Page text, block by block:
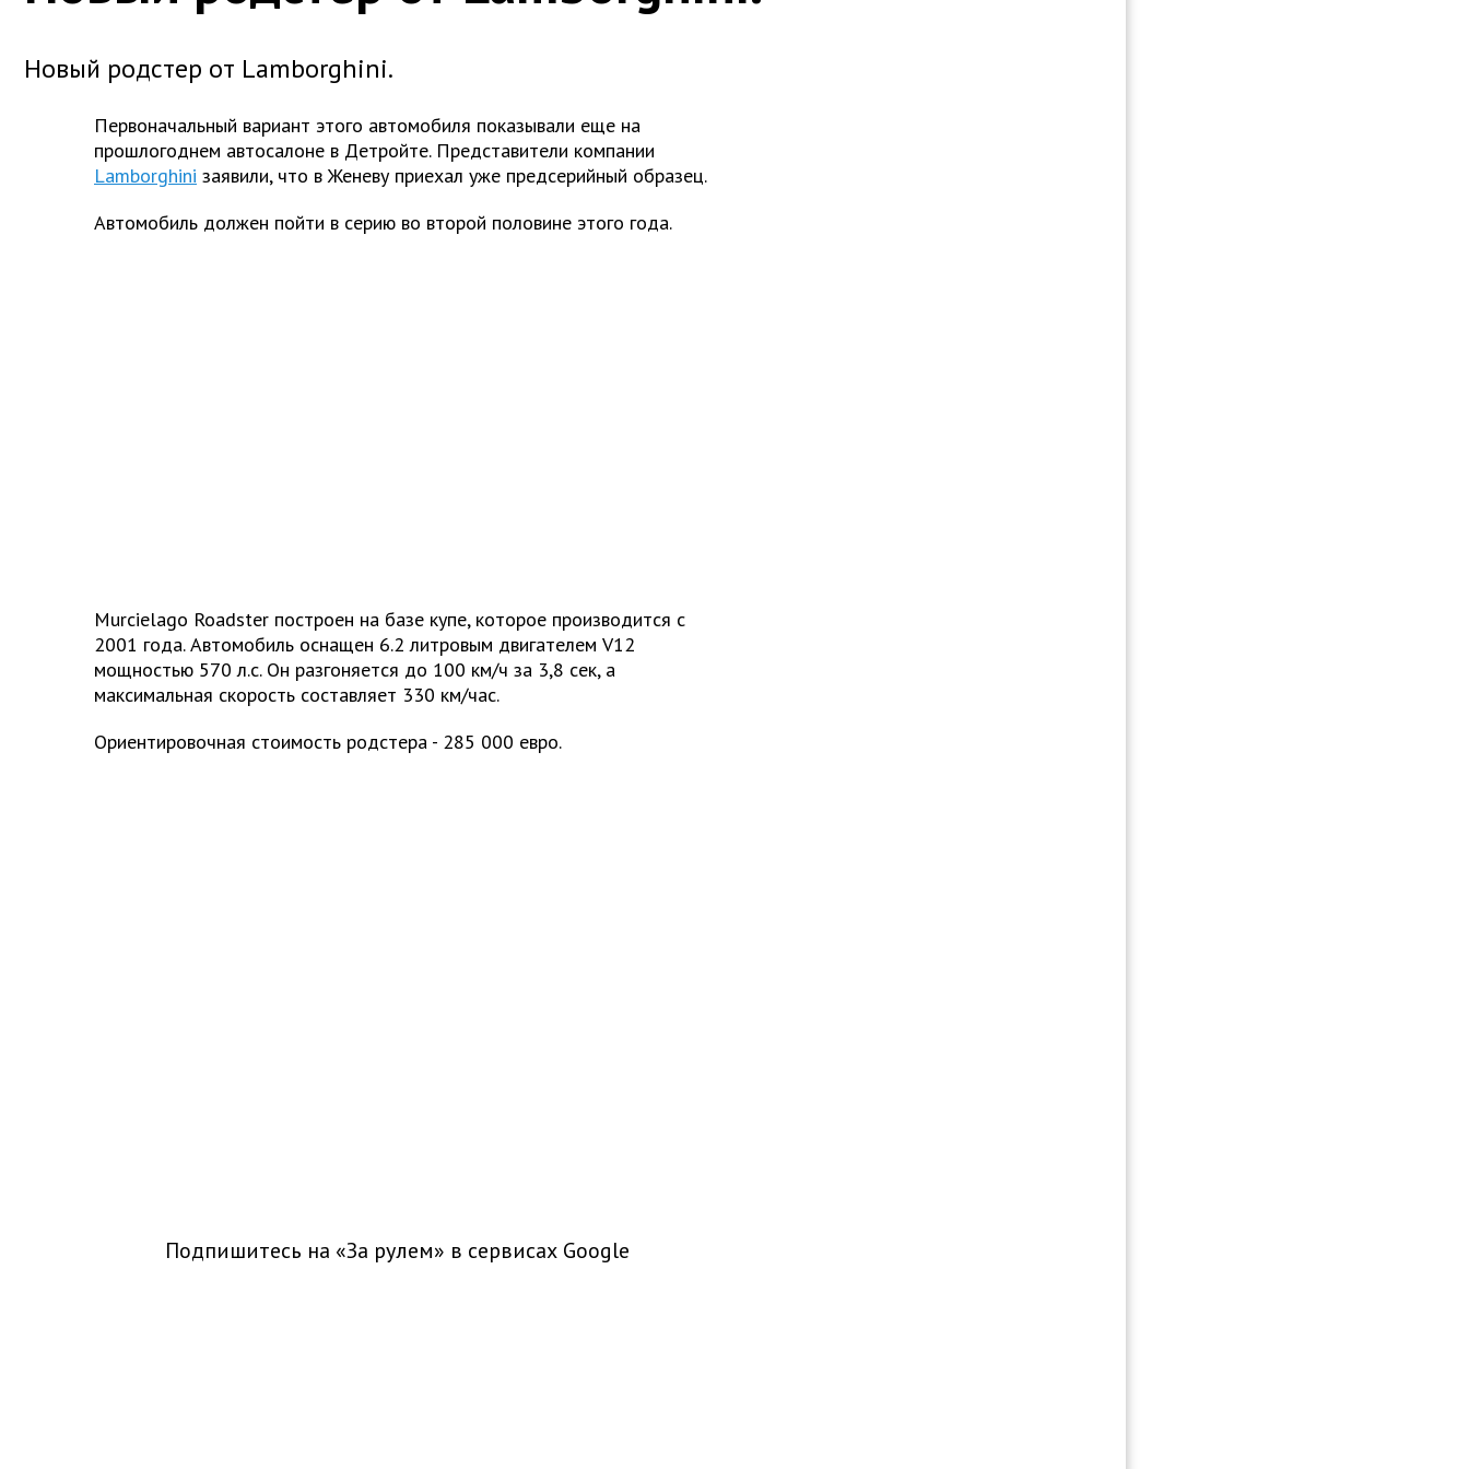
Новый родстер от Lamborghini.
Первоначальный вариант этого автомобиля показывали еще на
прошлогоднем автосалоне в Детройте. Представители компании
Lamborghini заявили, что в Женеву приехал уже предсерийный образец.
Автомобиль должен пойти в серию во второй половине этого года.
Murcielago Roadster построен на базе купе, которое производится с
2001 года. Автомобиль оснащен 6.2 литровым двигателем V12
мощностью 570 л.с. Он разгоняется до 100 км/ч за 3,8 сек, а
максимальная скорость составляет 330 км/час.
Ориентировочная стоимость родстера - 285 000 евро.
Подпишитесь на «За рулем» в сервисах Google